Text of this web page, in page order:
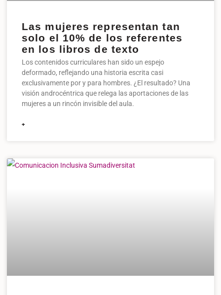
Las mujeres representan tan
solo el 10% de los referentes
en los libros de texto
Los contenidos curriculares han sido un espejo
deformado, reflejando una historia escrita casi
exclusivamente por y para hombres. ¿El resultado? Una
visión androcéntrica que relega las aportaciones de las
mujeres a un rincón invisible del aula.
+